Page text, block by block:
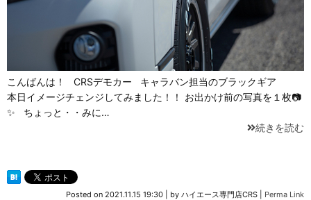
こんばんは！ CRSデモカー キャラバン担当のブラックギア
本日イメージチェンジしてみました！！ お出かけ前の写真を１枚📷
✨ ちょっと・・みに…
続きを読む
Posted on 2021.11.15 19:30 by ハイエース専門店CRS Perma Link